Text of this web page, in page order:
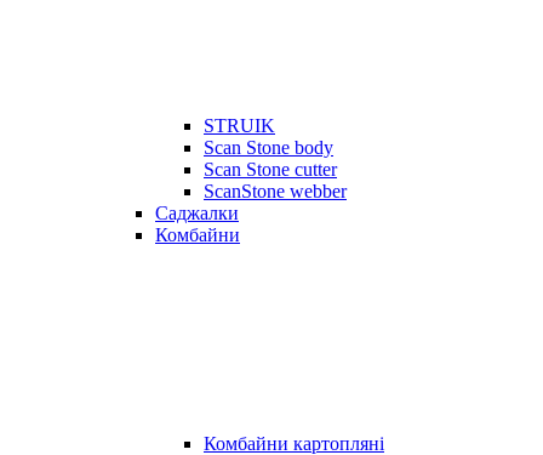
STRUIK
Scan Stone body
Scan Stone cutter
ScanStone webber
Саджалки
Комбайни
Комбайни картопляні